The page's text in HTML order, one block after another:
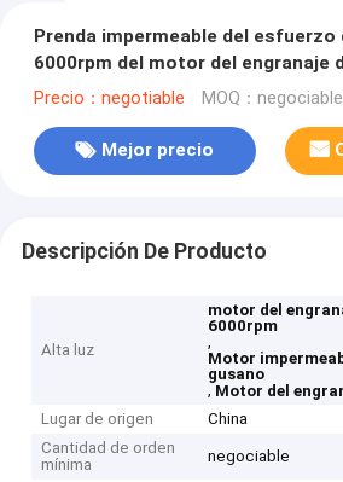
Prenda impermeable del
6000rpm del motor del engranaje
alta
Precio：negotiable MOQ：negociable
Mejor precio
Descripción De Producto
Alta luz
motor del
6000rpm
,
Motor
gusano
, Motor del
Lugar de origen
China
Cantidad de orden
mínima
negociable